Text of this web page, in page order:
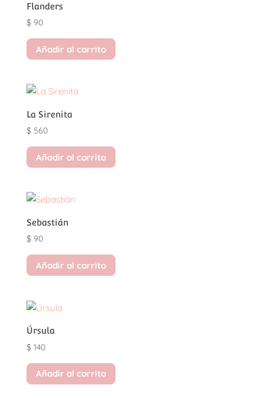
Flanders
$90
Añadir al carrito
La Sirenita
$560
Añadir al carrito
Sebastián
$90
Añadir al carrito
Úrsula
$140
Añadir al carrito